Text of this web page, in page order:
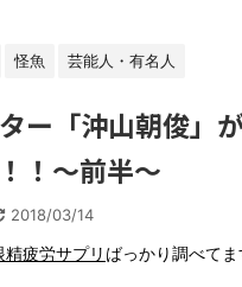
怪魚 芸能人・有名人
ー「沖山朝俊」
！～前半～
2018/03/14
精疲労サプリ ばっかり調べてま